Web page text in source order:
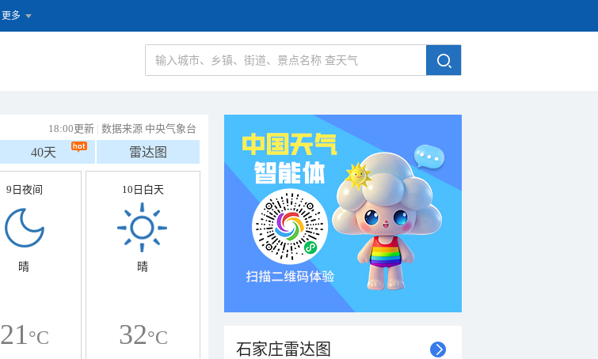
更多
18:00更新 | 数据来源 中央气象台
40天 雷达图
9日夜间
晴
21°C
10日白天
晴
32°C
石家庄雷达图